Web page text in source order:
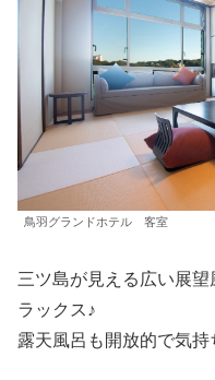
鳥羽グランドホテル 客室
三ツ島が見える広い展
ラックス♪
露天風呂も開放的で気持